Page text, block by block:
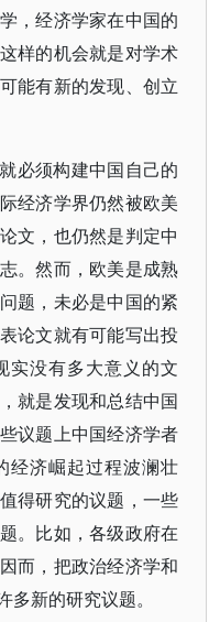
，经济学家在中国的
样的机会就是对学术
能有新的发现、创立
必须构建中国自己的
经济学界仍然被欧美
文，也仍然是判定中
。然而，欧美是成熟
题，未必是中国的紧
论文就有可能写出投
实没有多大意义的文
就是发现和总结中国
议题上中国经济学者
经济崛起过程波澜壮
得研究的议题，一些
。比如，各级政府在
而，把政治经济学和
新的研究议题。